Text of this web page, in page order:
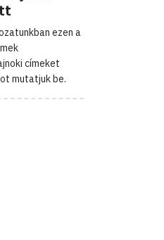
ezen a
címeket
mutatjuk be.